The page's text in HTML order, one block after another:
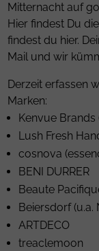
Mitternacht auf
Hier findest Du
findest du hier.
Mail und wir
Derzeit erfassen
Marken:
Kenvue Brands
Lush Fresh
cosnova
BENI DURRER
Beaute
Beiersdorf (u.a.
ARTDECO
treaclemoon